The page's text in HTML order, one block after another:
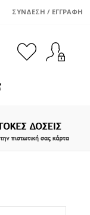
ΣΎΝΔΕΣΗ / ΕΓΓΡΑΦΉ